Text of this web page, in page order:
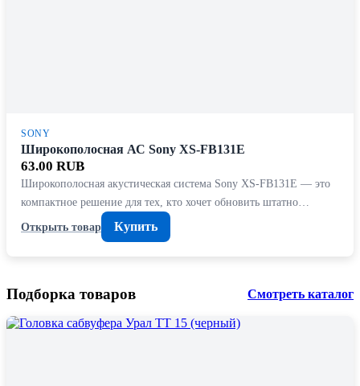
SONY
Широкополосная АС Sony XS-FB131E
63.00 RUB
Широкополосная акустическая система Sony XS-FB131E — это
компактное решение для тех, кто хочет обновить штатно…
Открыть товар
Купить
Подборка товаров Смотреть каталог